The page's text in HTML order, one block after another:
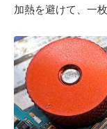
加熱を避けて、一